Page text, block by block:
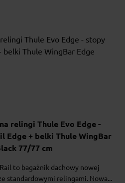
relingi Thule Evo Edge -
Edge + belki Thule WingBar
77/77 cm
to bagażnik dachowy nowej
standardowymi relingami. Nowa...